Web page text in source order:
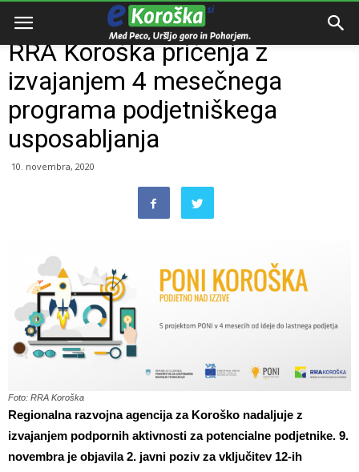
Domov Zanimivosti
RRA Koroška pričenja z
izvajanjem 4 mesečnega
programa podjetniškega
usposabljanja
10. novembra, 2020
Foto: RRA Koroška
Regionalna razvojna agencija za Koroško nadaljuje z
izvajanjem podpornih aktivnosti za potencialne podjetnike. 9.
novembra je objavila 2. javni poziv za vključitev 12-ih